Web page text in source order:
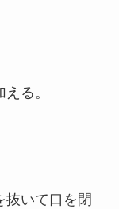
る。
いて口を閉